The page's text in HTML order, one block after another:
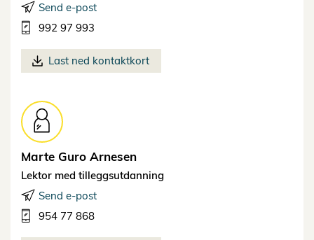
Send e-post
992 97 993
Last ned kontaktkort
Marte Guro Arnesen
Lektor med tilleggsutdanning
Send e-post
954 77 868